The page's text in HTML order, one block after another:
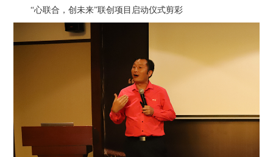
“心联合，创未来”联创项目启动仪式剪彩